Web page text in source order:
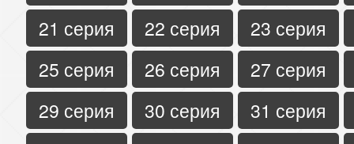
21 серия
22 серия
23 серия
25 серия
26 серия
27 серия
29 серия
30 серия
31 серия